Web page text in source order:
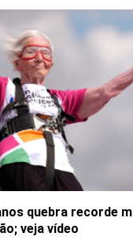
quebra recorde
veja vídeo